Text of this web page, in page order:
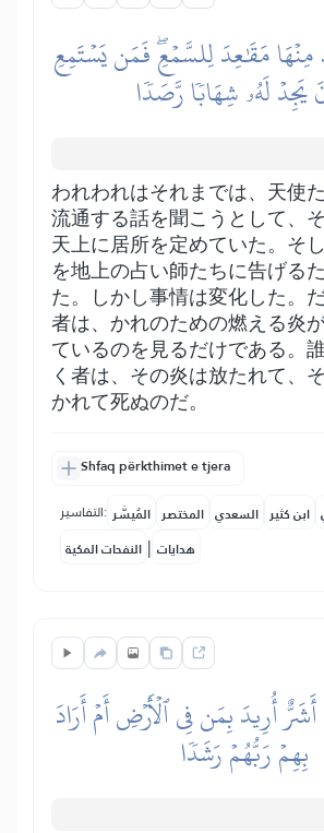
مِنۡهَا مَقَٰعِدَ لِلسَّمۡعِۖ فَمَن يَسۡتَمِعِ
يَجِدۡ لَهُۥ شِهَابٗا رَّصَدٗا
われわれはそれまでは、天使
流通する話を聞こうとして、
天上に居所を定めていた。そ
を地上の占い師たちに告げる
た。しかし事情は変化した。
者は、かれのための燃える炎
ているのを見るだけである。
く者は、その炎は放たれて、
かれて死ぬのだ。
Shfaq përkthimet e tjera
التفاسير: المُيسَّر المختصر السعدي ابن كثير
النفحات المكية | هدايات
أُرِيدَ بِمَن فِي ٱلۡأَرۡضِ أَمۡ أَرَادَ
بِهِمۡ رَبُّهُمۡ رَشَدٗا